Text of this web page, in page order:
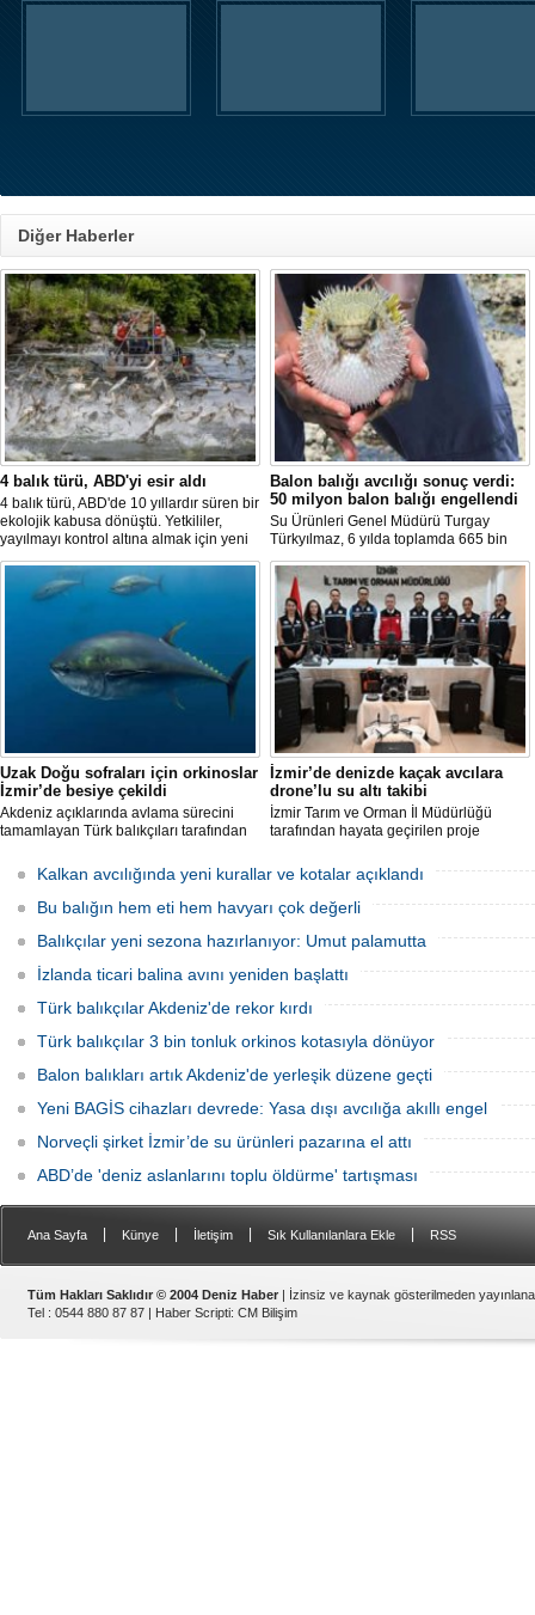
Diğer Haberler
4 balık türü, ABD'yi esir aldı
4 balık türü, ABD'de 10 yıllardır süren bir
ekolojik kabusa dönüştü. Yetkililer,
yayılmayı kontrol altına almak için yeni
projeler geliştirirken, uzmanlar
tamamen yok edilmenin imkansız
olduğunu belirtiyor.
Balon balığı avcılığı sonuç verdi:
50 milyon balon balığı engellendi
Su Ürünleri Genel Müdürü Turgay
Türkyılmaz, 6 yılda toplamda 665 bin
balon balığının ekosistemden
uzaklaştırıldığını belirterek, "Balon balığı
avcılığı sayesinde, yaklaşık 50 milyon
yeni balon balığının ekosisteme
katılması önlendi." dedi.
Uzak Doğu sofraları için orkinoslar
İzmir’de besiye çekildi
Akdeniz açıklarında avlama sürecini
tamamlayan Türk balıkçıları tarafından
orkinoslar, Uzak Doğu ülkelerine ihraç
edilmek için özenle bakılıyor.
İzmir’de denizde kaçak avcılara
drone’lu su altı takibi
İzmir Tarım ve Orman İl Müdürlüğü
tarafından hayata geçirilen proje
faaliyetleri anlık olarak tespit edebilen
hava ve su altı dronları sahada aktif
olarak kullanılmaya başlandı.
Kalkan avcılığında yeni kurallar ve kotalar açıklandı
Bu balığın hem eti hem havyarı çok değerli
Balıkçılar yeni sezona hazırlanıyor: Umut palamutta
İzlanda ticari balina avını yeniden başlattı
Türk balıkçılar Akdeniz'de rekor kırdı
Türk balıkçılar 3 bin tonluk orkinos kotasıyla dönüyor
Balon balıkları artık Akdeniz'de yerleşik düzene geçti
Yeni BAGİS cihazları devrede: Yasa dışı avcılığa akıllı engel
Norveçli şirket İzmir’de su ürünleri pazarına el attı
ABD’de 'deniz aslanlarını toplu öldürme' tartışması
Ana Sayfa Künye İletişim Sık Kullanılanlara Ekle RSS
Tüm Hakları Saklıdır © 2004 Deniz Haber | İzinsiz ve kaynak gösterilmeden
Tel : 0544 880 87 87 | Haber Scripti: CM Bilişim